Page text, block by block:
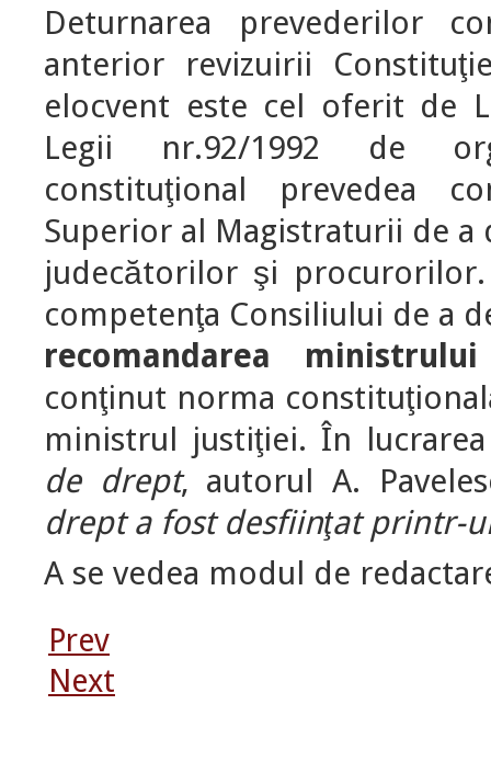
Deturnarea prevederilor
anterior revizuirii
elocvent este cel oferit de
Legii nr.92/1992 de
constituţional prevedea
Superior al Magistraturii de a
judecătorilor şi
competenţa Consiliului de a
recomandarea
conţinut norma
ministrul justiţiei. În
de drept, autorul A.
drept a fost desfiinţat printr-
A se vedea modul de
Prev
Next